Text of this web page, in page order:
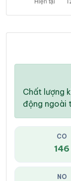
Chất lượng
động ngoài
CO
146
NO